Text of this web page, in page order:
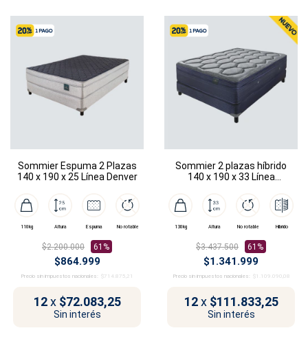
Sommier Espuma 2 Plazas
140 x 190 x 25 Línea Denver
110kg Altura Espuma No rotable
$2.200.000 61%
$864.999
Precio sin impuestos nacionales: $714.875,21
12 x $72.083,25
Sin interés
Sommier 2 plazas híbrido
140 x 190 x 33 Línea
130kg Altura No rotable Híbrido
$3.437.500 61%
$1.341.999
Precio sin impuestos nacionales: $1.109.090,08
12 x $111.833,25
Sin interés